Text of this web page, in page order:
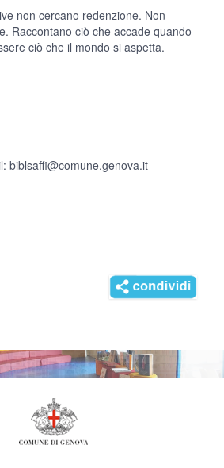
non cercano redenzione. Non
Raccontano ciò che accade quando
ciò che il mondo si aspetta.
biblsaffi@comune.genova.it